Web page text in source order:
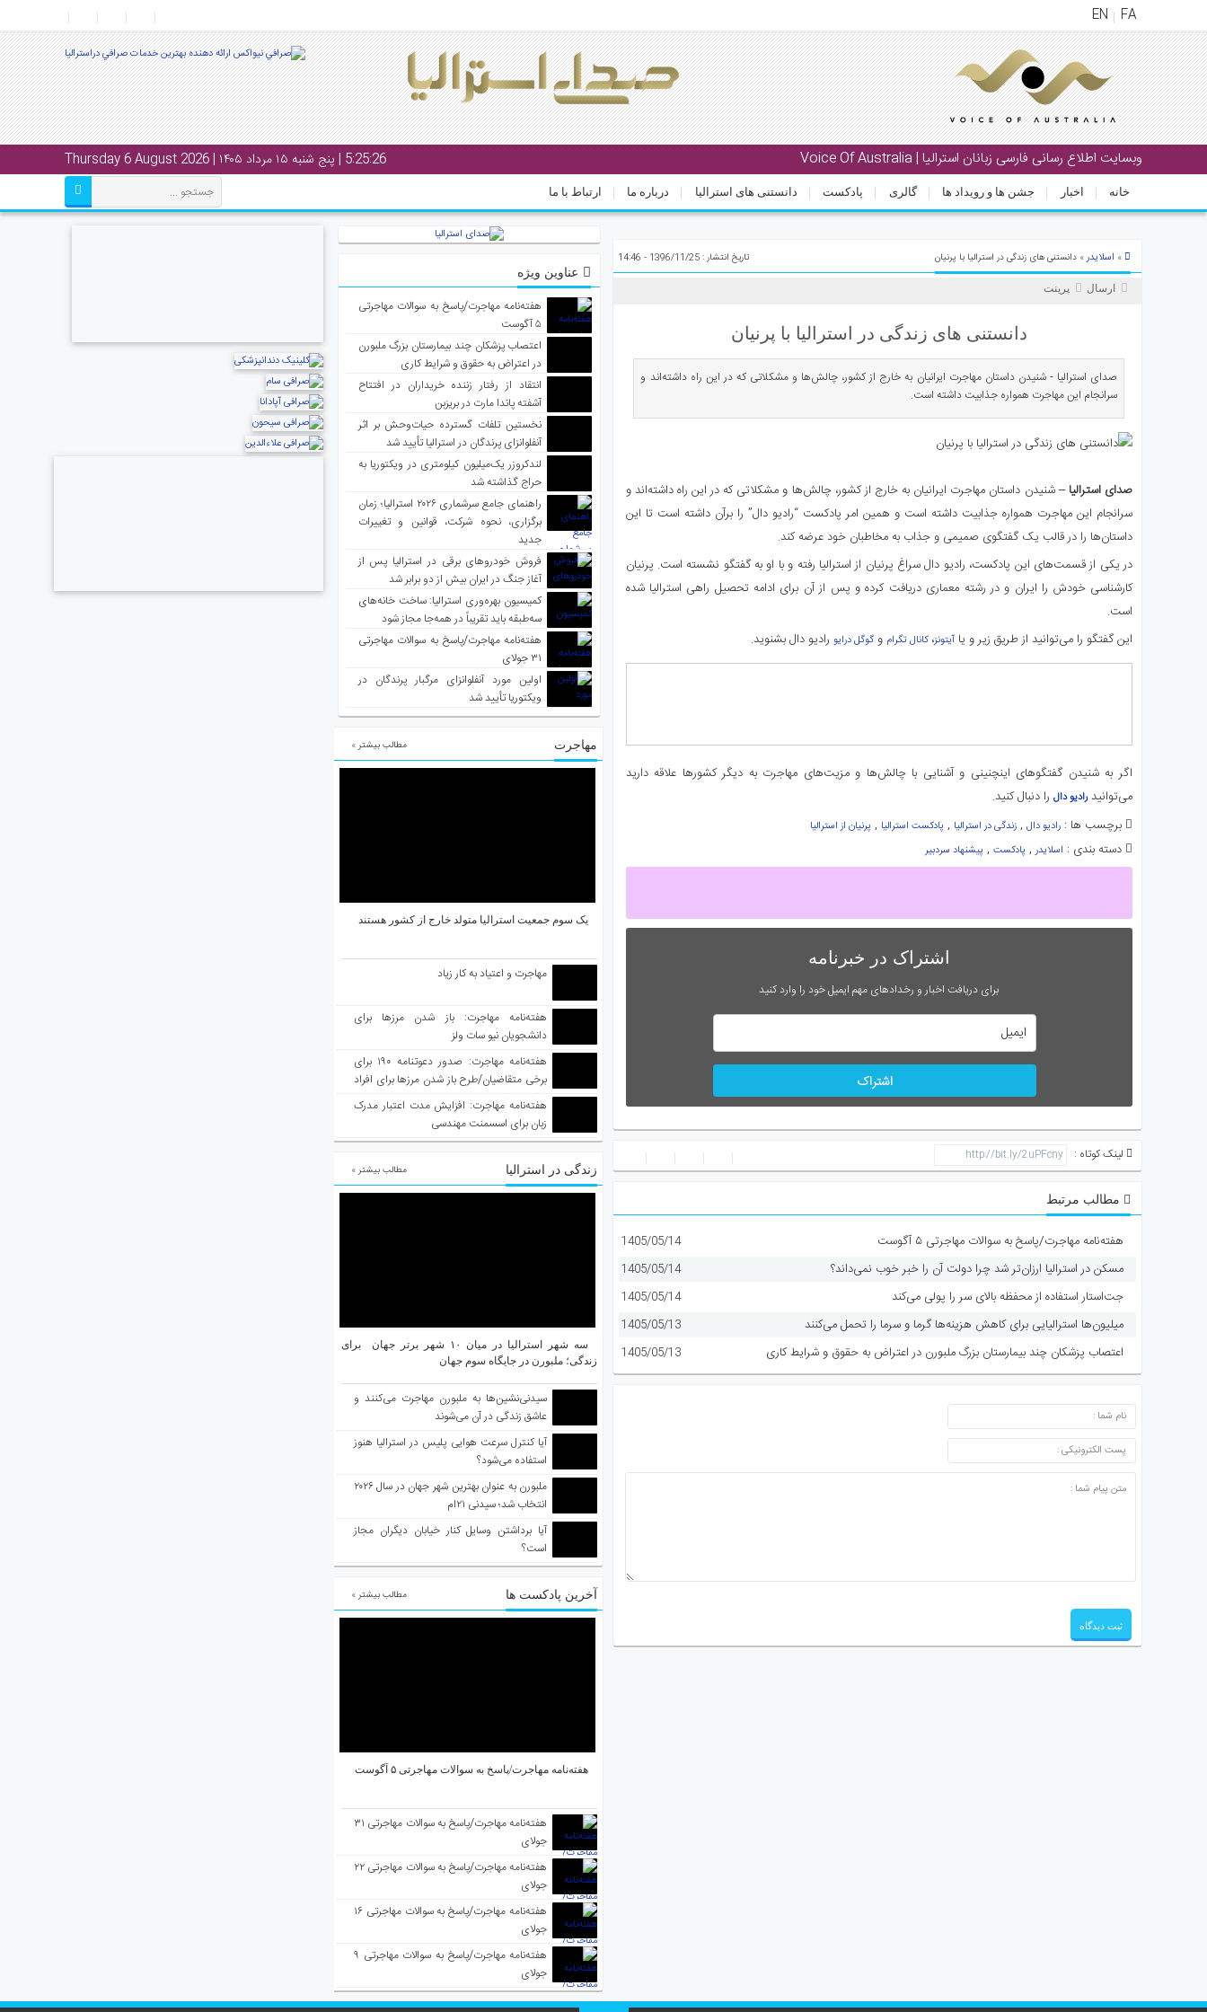
FA
EN
وبسایت اطلاع رسانی فارسی زبانان استرالیا | Voice Of Australia 5:25:27 | پنج شنبه ۱۵ مرداد ۱۴۰۵ | Thursday 6 August 2026
خانه اخبار جشن ها و رویداد ها گالری پادکست دانستنی های استرالیا درباره ما ارتباط با ما
منوی
اصلی
خانه
ها
» اسلایدر» دانستنی های زندگی در استرالیا با پرنیان تاریخ انتشار : 1396/11/25 - 14:46
ارسال پرینت
دانستنی های زندگی در استرالیا با پرنیان
صدای استرالیا - شنیدن داستان مهاجرت ایرانیان به خارج از کشور، چالش‌ها و مشکلاتی که در این راه داشته‌اند و
سرانجام این مهاجرت همواره جذابیت داشته است.
صدای استرالیا– شنیدن داستان مهاجرت ایرانیان به خارج از کشور، چالش‌ها و مشکلاتی که در این راه داشته‌اند و
سرانجام این مهاجرت همواره جذابیت داشته است و همین امر پادکست “رادیو دال” را برآن داشته است تا این
داستان‌ها را در قالب یک گفتگوی صمیمی و جذاب به مخاطبان خود عرضه کند.
در یکی از قسمت‌های این پادکست، رادیو دال سراغ پرنیان از استرالیا رفته و با او به گفتگو نشسته است. پرنیان
کارشناسی خودش را ایران و در رشته معماری دریافت کرده و پس از آن برای ادامه تحصیل راهی استرالیا شده
است.
این گفتگو را می‌توانید از طریق زیر و یا آیتونز،کانال تگرام و گوگل درایو رادیو دال بشنوید.
اگر به شنیدن گفتگوهای اینچنینی و آشنایی با چالش‌ها و مزیت‌های مهاجرت به دیگر کشورها علاقه دارید
می‌توانیدرادیو دال را دنبال کنید.
برچسب ها : رادیو دال , زندگی در استرالیا , پادکست استرالیا , پرنیان از استرالیا
دسته بندی : اسلایدر, پادکست , پیشنهاد سردبیر
اشتراک در خبرنامه
برای دریافت اخبار و رخدادهای مهم ایمیل خود را وارد کنید
اشتراک
لینک کوتاه :
مطالب مرتبط
هفته‌نامه مهاجرت/پاسخ به سوالات مهاجرتی ۵ آگوست 1405/05/14
مسکن در استرالیا ارزان‌تر شد چرا دولت آن را خبر خوب نمی‌داند؟ 1405/05/14
جت‌استار استفاده از محفظه بالای سر را پولی می‌کند 1405/05/14
میلیون‌ها استرالیایی برای کاهش هزینه‌ها گرما و سرما را تحمل می‌کنند 1405/05/13
اعتصاب پزشکان چند بیمارستان بزرگ ملبورن در اعتراض به حقوق و شرایط کاری 1405/05/13
ارسال دیدگاه
عناوین ویژه
هفته‌نامه مهاجرت/پاسخ به سوالات مهاجرتی
۵ آگوست
اعتصاب پزشکان چند بیمارستان بزرگ ملبورن
در اعتراض به حقوق و شرایط کاری
انتقاد از رفتار زننده خریداران در افتتاح
آشفته پاندا مارت در بریزبن
نخستین تلفات گسترده حیات‌وحش بر اثر
آنفلوانزای پرندگان در استرالیا تأیید شد
لندکروزر یک‌میلیون کیلومتری در ویکتوریا به
حراج گذاشته شد
راهنمای جامع سرشماری ۲۰۲۶ استرالیا؛ زمان
برگزاری، نحوه شرکت، قوانین و تغییرات
جدید
فروش خودروهای برقی در استرالیا پس از
آغاز جنگ در ایران بیش از دو برابر شد
کمیسیون بهره‌وری استرالیا: ساخت خانه‌های
سه‌طبقه باید تقریباً در همه‌جا مجاز شود
هفته‌نامه مهاجرت/پاسخ به سوالات مهاجرتی
۳۱ جولای
اولین مورد آنفلوانزای مرگبار پرندگان در
ویکتوریا تأیید شد
مهاجرت مطالب بیشتر »
یک سوم جمعیت استرالیا متولد خارج از کشور هستند
مهاجرت و اعتیاد به کار زیاد
هفته‌نامه مهاجرت: باز شدن مرزها برای
دانشجویان نیو سات ولز
هفته‌نامه مهاجرت: صدور دعوتنامه ۱۹۰ برای
برخی متقاضیان/طرح باز شدن مرزها برای افراد
واکسینه شده
هفته‌نامه مهاجرت: افزایش مدت اعتبار مدرک
زبان برای اسسمنت مهندسی
زندگی در استرالیا مطالب بیشتر »
سه شهر استرالیا در میان ۱۰ شهر برتر جهان برای
زندگی؛ ملبورن در جایگاه سوم جهان
سیدنی‌نشین‌ها به ملبورن مهاجرت می‌کنند و
عاشق زندگی در آن می‌شوند
آیا کنترل سرعت هوایی پلیس در استرالیا هنوز
استفاده می‌شود؟
ملبورن به عنوان بهترین شهر جهان در سال ۲۰۲۶
انتخاب شد؛ سیدنی ۲۱‌ام
آیا برداشتن وسایل کنار خیابان دیگران مجاز
است؟
آخرین پادکست ها مطالب بیشتر »
هفته‌نامه مهاجرت/پاسخ به سوالات مهاجرتی ۵ آگوست
هفته‌نامه مهاجرت/پاسخ به سوالات مهاجرتی ۳۱
جولای
هفته‌نامه مهاجرت/پاسخ به سوالات مهاجرتی ۲۲
جولای
هفته‌نامه مهاجرت/پاسخ به سوالات مهاجرتی ۱۶
جولای
هفته‌نامه مهاجرت/پاسخ به سوالات مهاجرتی ۹
جولای